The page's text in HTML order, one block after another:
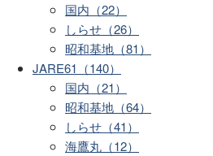
国内（22）
しらせ（26）
昭和基地（81）
JARE61（140）
国内（21）
昭和基地（64）
しらせ（41）
海鷹丸（12）